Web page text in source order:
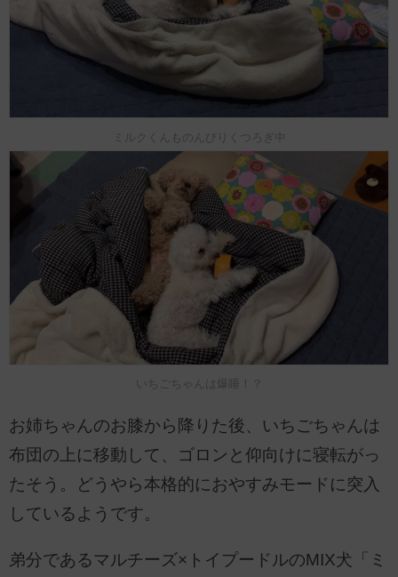
ミルクくんものんびりくつろぎ中
いちごちゃんは爆睡！？
お姉ちゃんのお膝から降りた後、いちごちゃんは
布団の上に移動して、ゴロンと仰向けに寝転がっ
たそう。どうやら本格的におやすみモードに突入
しているようです。
弟分であるマルチーズ×トイプードルのMIX犬「ミ